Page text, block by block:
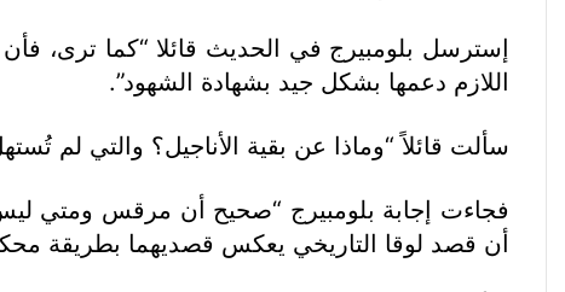
إسترسل بلومبيرج في الحديث قائلا “كما ترى،
اللازم دعمها بشكل جيد بشهادة الشهود”.
سألت قائلاً “وماذا عن بقية الأناجيل؟ والتي لم
فجاءت إجابة بلومبيرج “صحيح أن مرقس ومتي ليس
أن قصد لوقا التاريخي يعكس قصديهما بطريقة